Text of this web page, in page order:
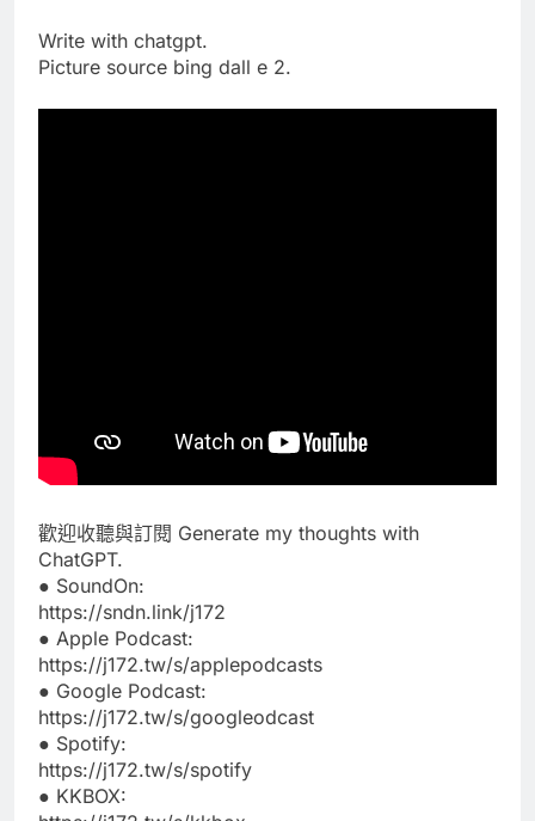
Write with chatgpt.
Picture source bing dall e 2.
歡迎收聽與訂閱 Generate my thoughts with
ChatGPT.
● SoundOn:
https://sndn.link/j172
● Apple Podcast:
https://j172.tw/s/applepodcasts
● Google Podcast:
https://j172.tw/s/googleodcast
● Spotify:
https://j172.tw/s/spotify
● KKBOX: